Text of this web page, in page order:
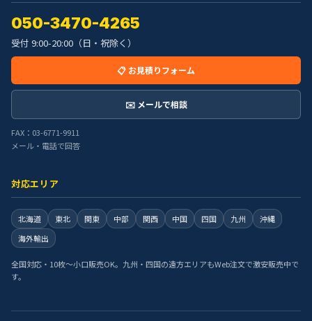
050-3470-4265
受付 9:00-20:00（日・祝除く）
📋 お見積りフォーム
✉️ メールで相談
FAX：03-6771-9911
メール・電話で回答
対応エリア
北海道 東北 関東 中部 関西 中国 四国 九州
沖縄
海外輸出
全国対応・10枚〜小口販売OK。九州・四国の遠方エリアもWeb注文で激安販売中で
す。